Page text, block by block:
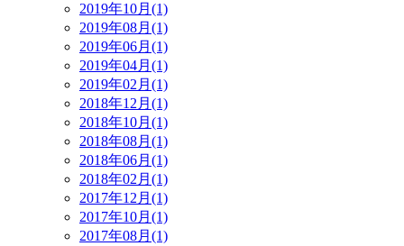
2019年10月(1)
2019年08月(1)
2019年06月(1)
2019年04月(1)
2019年02月(1)
2018年12月(1)
2018年10月(1)
2018年08月(1)
2018年06月(1)
2018年02月(1)
2017年12月(1)
2017年10月(1)
2017年08月(1)